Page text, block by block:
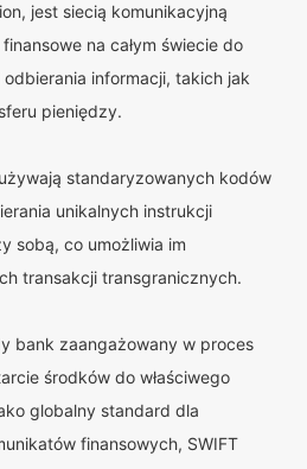
jest siecią komunikacyjną
na całym świecie do
informacji, takich jak
pieniędzy.
standaryzowanych kodów
unikalnych instrukcji
sobą, co umożliwia im
transakcji transgranicznych.
bank zaangażowany w proces
środków do właściwego
globalny standard dla
finansowych, SWIFT